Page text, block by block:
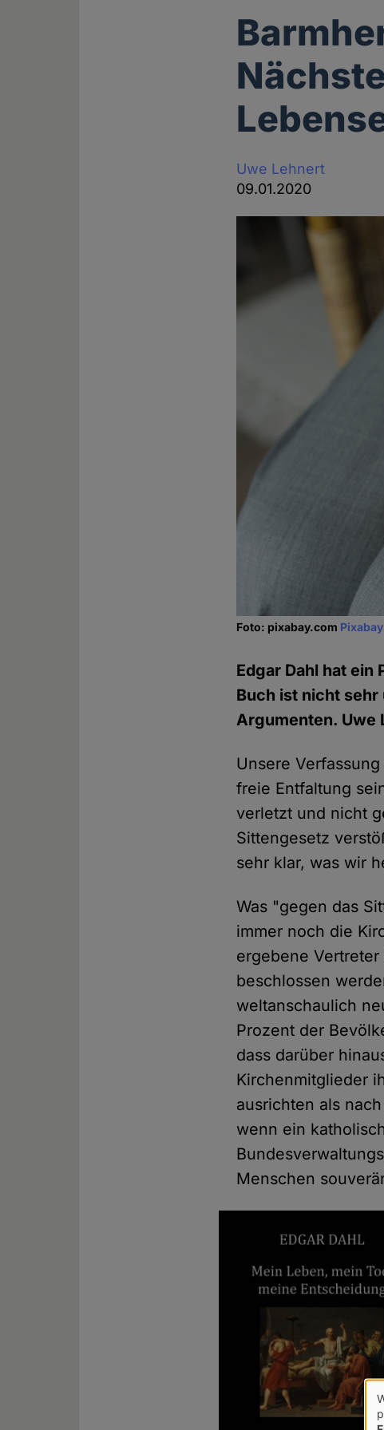
Uwe Lehnert
09.01.2020
Foto: pixabay.com
Edgar Dahl hat
Buch ist nicht
Argumenten. Uwe
Unsere
freie Entfaltung
verletzt und nicht
Sittengesetz
sehr klar, was wir
Was "gegen das
immer noch die
ergebene
beschlossen
weltanschaulich
Prozent der
dass darüber
Kirchenmitglieder
ausrichten als
wenn ein
Menschen